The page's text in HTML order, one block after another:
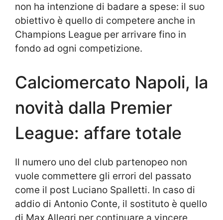
non ha intenzione di badare a spese: il suo
obiettivo è quello di competere anche in
Champions League per arrivare fino in
fondo ad ogni competizione.
Calciomercato Napoli, la
novità dalla Premier
League: affare totale
Il numero uno del club partenopeo non
vuole commettere gli errori del passato
come il post Luciano Spalletti. In caso di
addio di Antonio Conte, il sostituto è quello